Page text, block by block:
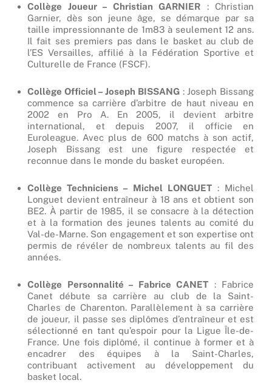
Collège Joueur – Christian GARNIER : Christian
Garnier, dès son jeune âge, se démarque par sa
taille impressionnante de 1m83 à seulement 12 ans.
Il fait ses premiers pas dans le basket au club de
l’ES Versailles, affilié à la Fédération Sportive et
Culturelle de France (FSCF).
Collège Officiel – Joseph BISSANG: Joseph Bissang
commence sa carrière d’arbitre de haut niveau en
2002 en Pro A. En 2005, il devient arbitre
international, et depuis 2007, il officie en
Euroleague. Avec plus de 600 matchs à son actif,
Joseph Bissang est une figure respectée et
reconnue dans le monde du basket européen.
Collège Techniciens – Michel LONGUET: Michel
Longuet devient entraîneur à 18 ans et obtient son
BE2. À partir de 1985, il se consacre à la détection
et à la formation des jeunes talents au comité du
Val-de-Marne. Son engagement et son expertise ont
permis de révéler de nombreux talents au fil des
années.
Collège Personnalité – Fabrice CANET : Fabrice
Canet débute sa carrière au club de la Saint-
Charles de Charenton. Parallèlement à sa carrière
de joueur, il passe ses diplômes d’entraîneur et est
sélectionné en tant qu’espoir pour la Ligue Île-de-
France. Une fois diplômé, il continue à former et à
encadrer des équipes à la Saint-Charles,
contribuant activement au développement du
basket local.